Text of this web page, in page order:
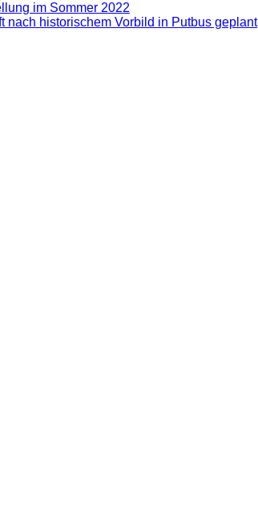
im Sommer 2022
nach historischem Vorbild in Putbus geplant